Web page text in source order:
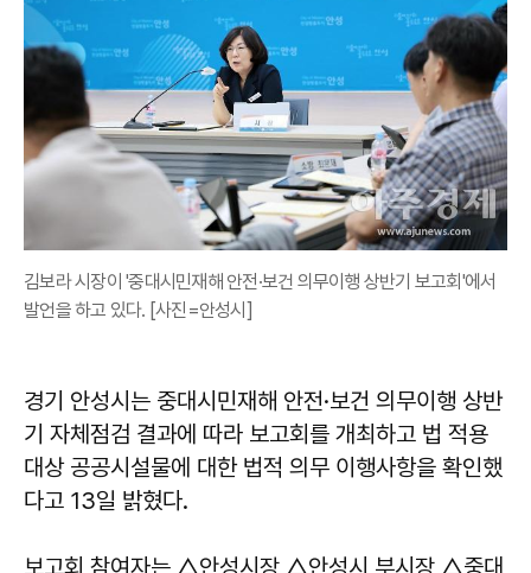
김보라 시장이 '중대시민재해 안전·보건 의무이행 상반기 보고회'에서
발언을 하고 있다. [사진=안성시]
경기 안성시는 중대시민재해 안전·보건 의무이행 상반
기 자체점검 결과에 따라 보고회를 개최하고 법 적용
대상 공공시설물에 대한 법적 의무 이행사항을 확인했
다고 13일 밝혔다.
보고회 참여자는 △안성시장 △안성시 부시장 △중대